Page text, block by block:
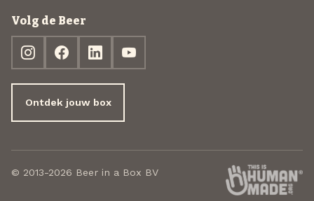
Volg de Beer
Ontdek jouw box
© 2013-2026 Beer in a Box BV